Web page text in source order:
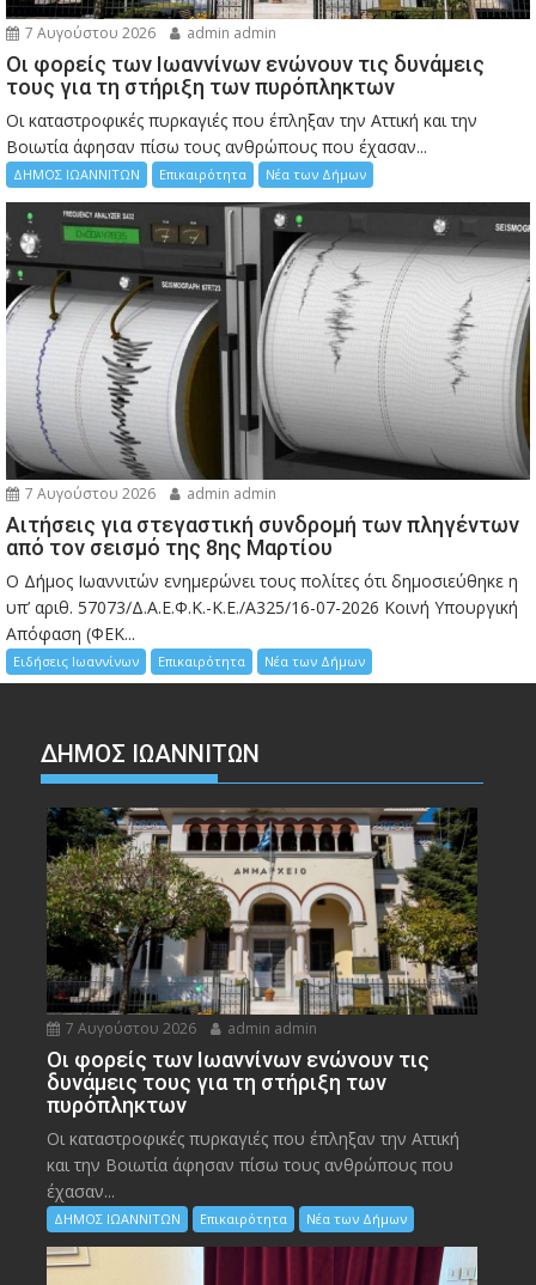
7 Αυγούστου 2026 admin admin
Οι φορείς των Ιωαννίνων ενώνουν τις δυνάμεις
τους για τη στήριξη των πυρόπληκτων
Οι καταστροφικές πυρκαγιές που έπληξαν την Αττική και την
Bοιωτία άφησαν πίσω τους ανθρώπους που έχασαν...
ΔΗΜΟΣ ΙΩΑΝΝΙΤΩΝ Επικαιρότητα Νέα των Δήμων
7 Αυγούστου 2026 admin admin
Αιτήσεις για στεγαστική συνδρομή των πληγέντων
από τον σεισμό της 8ης Μαρτίου
Ο Δήμος Ιωαννιτών ενημερώνει τους πολίτες ότι δημοσιεύθηκε η
υπ’ αριθ. 57073/Δ.Α.Ε.Φ.Κ.-Κ.Ε./Α325/16-07-2026 Κοινή Υπουργική
Απόφαση (ΦΕΚ...
Ειδήσεις Ιωαννίνων Επικαιρότητα Νέα των Δήμων
ΔΗΜΟΣ ΙΩΑΝΝΙΤΩΝ
7 Αυγούστου 2026 admin admin
Οι φορείς των Ιωαννίνων ενώνουν τις
δυνάμεις τους για τη στήριξη των
πυρόπληκτων
Οι καταστροφικές πυρκαγιές που έπληξαν την Αττική
και την Bοιωτία άφησαν πίσω τους ανθρώπους που
έχασαν...
ΔΗΜΟΣ ΙΩΑΝΝΙΤΩΝ Επικαιρότητα Νέα των Δήμων